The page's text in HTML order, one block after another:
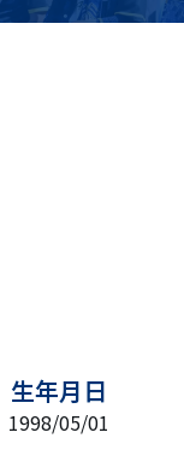
生年月日
1998/05/01